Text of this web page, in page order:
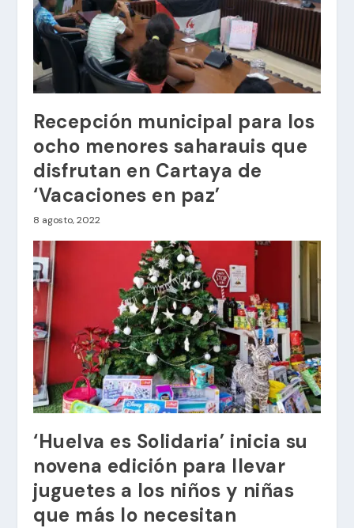
Recepción municipal para los
ocho menores saharauis que
disfrutan en Cartaya de
‘Vacaciones en paz’
8 agosto, 2022
‘Huelva es Solidaria’ inicia su
novena edición para llevar
juguetes a los niños y niñas
que más lo necesitan